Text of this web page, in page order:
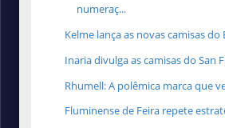
numeraç...
Kelme lança as novas camisas
Inaria divulga as camisas do San
Rhumell: A polêmica marca que
Fluminense de Feira repete